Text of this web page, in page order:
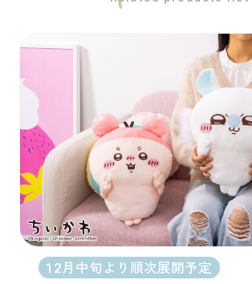
12月中旬より順次展開予定